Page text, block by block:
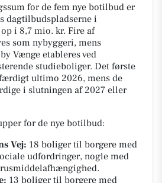
for de fem nye botilbud er
dagtilbudspladserne i
i 8,7 mio. kr. Fire af
som nybyggeri, mens
Vænge etableres ved
studieboliger. Det første
ultimo 2026, mens de
i slutningen af 2027 eller
for de nye botilbud:
Vej: 18 boliger til borgere med
udfordringer, nogle med
13 boliger til borgere med